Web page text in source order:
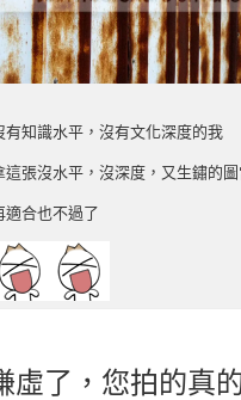
有知識水平，沒有文化深度的我
這張沒水平，沒深度，又生鏽的
適合也不過了
虛了，您拍的真